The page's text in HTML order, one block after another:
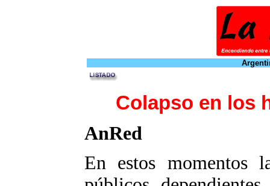
Colapso en los
AnRed
En estos momentos